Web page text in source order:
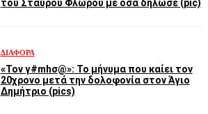
του Σταύρου Φλώρου με όσα δήλωσε (pic)
ΔΙΆΦΟΡΑ
«Τον γ#mhσ@»: Το μήνυμα που καίει τον
20χρονο μετά την δολοφονία στον Άγιο
Δημήτριο (pics)